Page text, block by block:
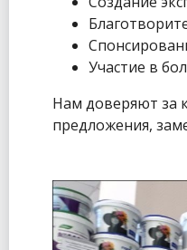
Участие в
Нам доверяют за
предложения,